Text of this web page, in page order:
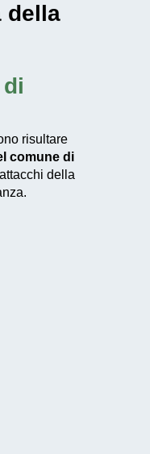
della
risultare
comune di
della